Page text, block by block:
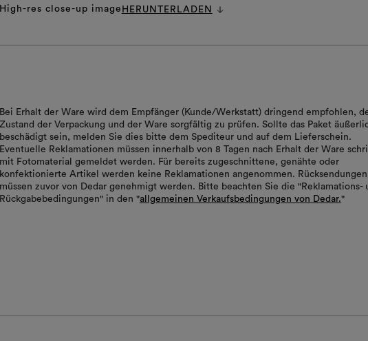
High-res close-up image HERUNTERLADEN
Bei Erhalt der Ware wird dem Empfänger (Kunde/Werkstatt) dringend empfohlen,
Zustand der Verpackung und der Ware sorgfältig zu prüfen. Sollte das Paket
beschädigt sein, melden Sie dies bitte dem Spediteur und auf dem Lieferschein.
Eventuelle Reklamationen müssen innerhalb von 8 Tagen nach Erhalt der Ware
mit Fotomaterial gemeldet werden. Für bereits zugeschnittene, genähte oder
konfektionierte Artikel werden keine Reklamationen angenommen. Rücksendungen
müssen zuvor von Dedar genehmigt werden. Bitte beachten Sie die "Reklamations-
Rückgabebedingungen" in den "allgemeinen Verkaufsbedingungen von Dedar."